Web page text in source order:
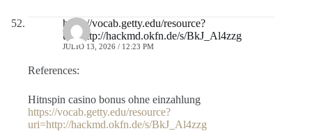
https://vocab.getty.edu/resource?
uri=http://hackmd.okfn.de/s/BkJ_Al4zzg
JULIO 13, 2026 / 12:23 PM
References:
Hitnspin casino bonus ohne einzahlung
https://vocab.getty.edu/resource?
uri=http://hackmd.okfn.de/s/BkJ_Al4zzg